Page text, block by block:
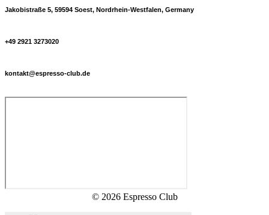
Jakobistraße 5, 59594 Soest, Nordrhein-Westfalen, Germany
+49 2921 3273020
kontakt@espresso-club.de
© 2026 Espresso Club